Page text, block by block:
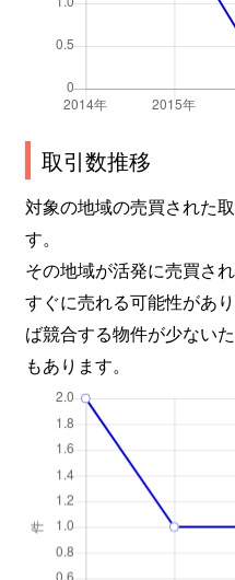
取引数推移
対象の地域の売買された
す。
その地域が活発に売買さ
すぐに売れる可能性があ
ば競合する物件が少ない
もあります。